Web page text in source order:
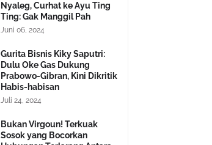
Nyaleg, Curhat ke Ayu Ting
Ting: Gak Manggil Pah
Juni 06, 2024
Gurita Bisnis Kiky Saputri:
Dulu Oke Gas Dukung
Prabowo-Gibran, Kini Dikritik
Habis-habisan
Juli 24, 2024
Bukan Virgoun! Terkuak
Sosok yang Bocorkan